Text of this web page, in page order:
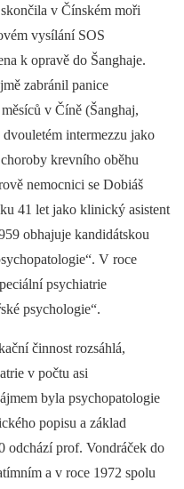
v Čínském moři
vysílání SOS
k opravě do Šanghaje.
zabránil panice
v Číně (Šanghaj,
intermezzu jako
krevního oběhu
nemocnici se Dobiáš
41 let jako klinický asistent
obhajuje kandidátskou
V roce
psychiatrie
psychologie“.
činnost rozsáhlá,
v počtu asi
byla psychopatologie
popisu a základ
odchází prof. Vondráček do
a v roce 1972 spolu